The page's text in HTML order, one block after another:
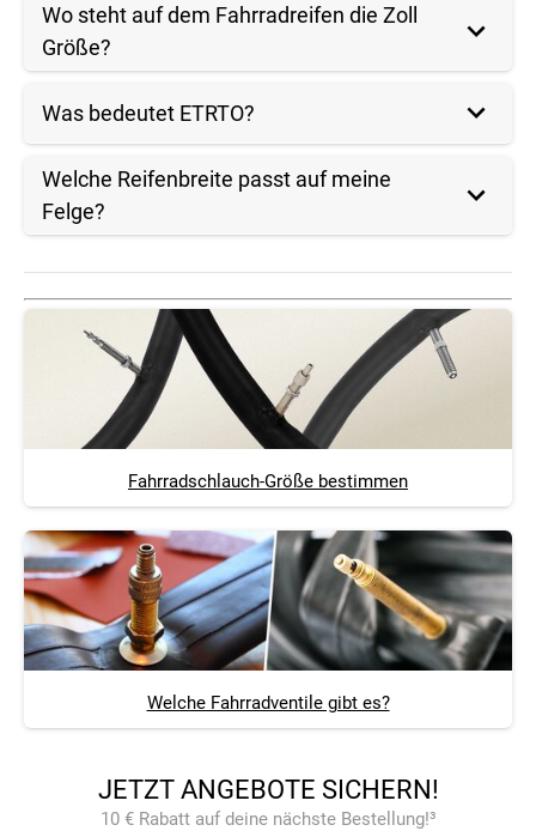
Wo steht auf dem Fahrradreifen die Zoll
Größe?
Was bedeutet ETRTO?
Welche Reifenbreite passt auf meine
Felge?
Fahrradschlauch-Größe bestimmen
Welche Fahrradventile gibt es?
JETZT ANGEBOTE SICHERN!
10 € Rabatt auf deine nächste Bestellung!³